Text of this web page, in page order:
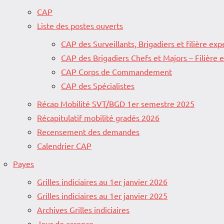
CAP
Liste des postes ouverts
CAP des Surveillants, Brigadiers et filière
CAP des Brigadiers Chefs et Majors – Filière
CAP Corps de Commandement
CAP des Spécialistes
Récap Mobilité SVT/BGD 1er semestre 2025
Récapitulatif mobilité gradés 2026
Recensement des demandes
Calendrier CAP
Payes
Grilles indiciaires au 1er janvier 2026
Grilles indiciaires au 1er janvier 2025
Archives Grilles indiciaires